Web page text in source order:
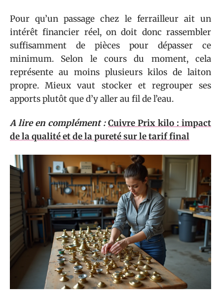
Pour qu’un passage chez le ferrailleur ait un
intérêt financier réel, on doit donc rassembler
suffisamment de pièces pour dépasser ce
minimum. Selon le cours du moment, cela
représente au moins plusieurs kilos de laiton
propre. Mieux vaut stocker et regrouper ses
apports plutôt que d’y aller au fil de l’eau.
A lire en complément : Cuivre Prix kilo : impact
de la qualité et de la pureté sur le tarif final